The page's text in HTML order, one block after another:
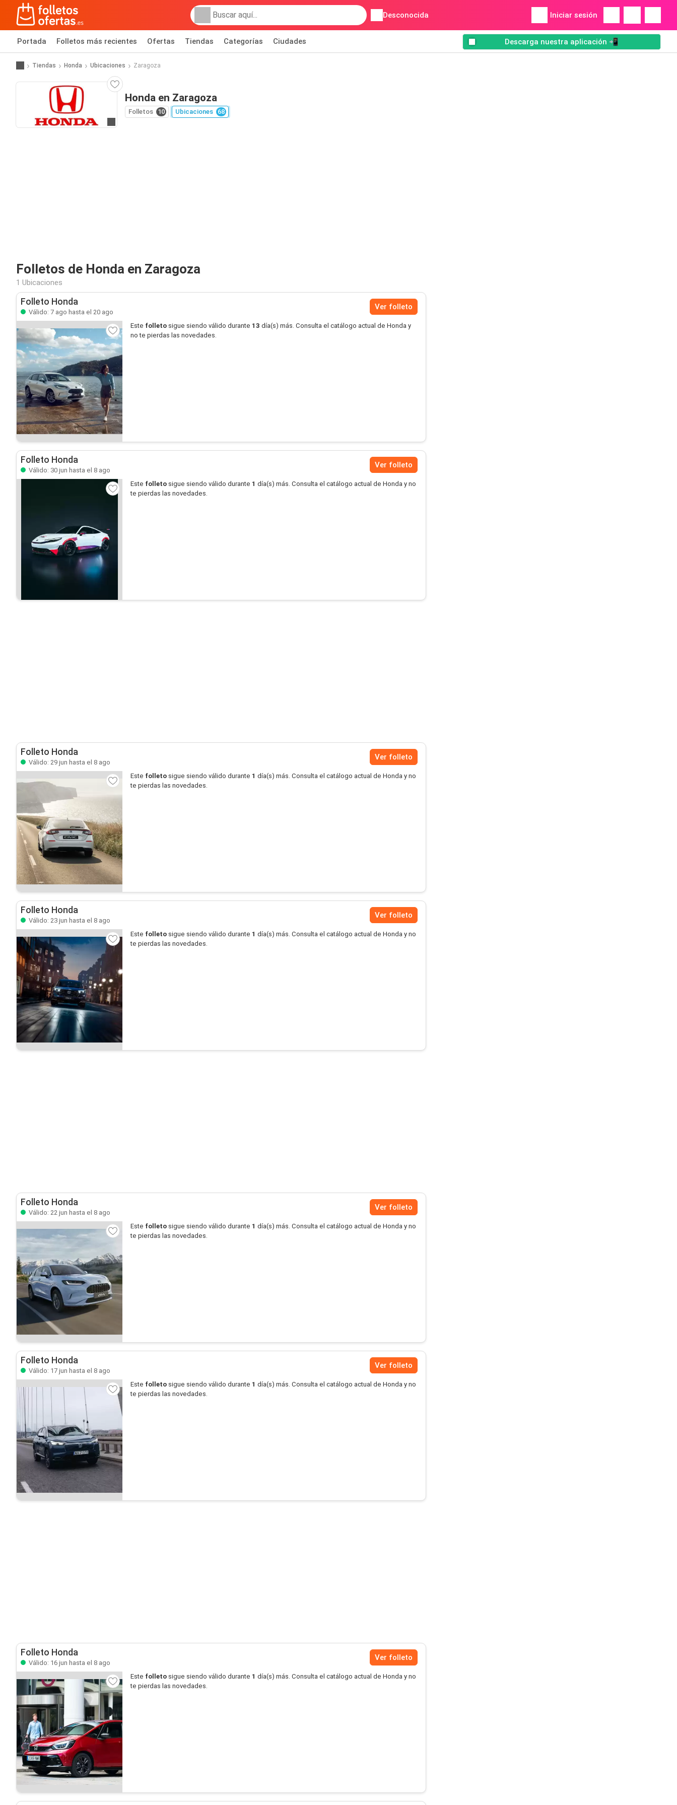
Desconocida Iniciar sesión
Portada Folletos más recientes Ofertas Tiendas Categorías Ciudades Descarga nuestra aplicación 📲
Tiendas Honda Ubicaciones Zaragoza
Honda en Zaragoza
Folletos 10 Ubicaciones 68
Folletos de Honda en Zaragoza
1 Ubicaciones
Folleto Honda
Válido: 7 ago hasta el 20 ago
Ver folleto
Este folleto sigue siendo válido durante 13 día(s) más. Consulta el catálogo actual de Honda y
no te pierdas las novedades.
Folleto Honda
Válido: 30 jun hasta el 8 ago
Ver folleto
Este folleto sigue siendo válido durante 1 día(s) más. Consulta el catálogo actual de Honda y no
te pierdas las novedades.
Folleto Honda
Válido: 29 jun hasta el 8 ago
Ver folleto
Este folleto sigue siendo válido durante 1 día(s) más. Consulta el catálogo actual de Honda y no
te pierdas las novedades.
Folleto Honda
Válido: 23 jun hasta el 8 ago
Ver folleto
Este folleto sigue siendo válido durante 1 día(s) más. Consulta el catálogo actual de Honda y no
te pierdas las novedades.
Folleto Honda
Válido: 22 jun hasta el 8 ago
Ver folleto
Este folleto sigue siendo válido durante 1 día(s) más. Consulta el catálogo actual de Honda y no
te pierdas las novedades.
Folleto Honda
Válido: 17 jun hasta el 8 ago
Ver folleto
Este folleto sigue siendo válido durante 1 día(s) más. Consulta el catálogo actual de Honda y no
te pierdas las novedades.
Folleto Honda
Válido: 16 jun hasta el 8 ago
Ver folleto
Este folleto sigue siendo válido durante 1 día(s) más. Consulta el catálogo actual de Honda y no
te pierdas las novedades.